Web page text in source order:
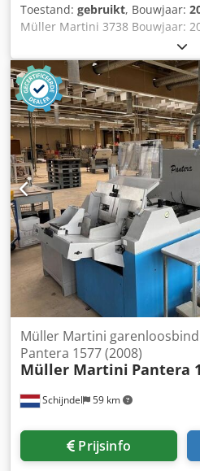
Toestand: gebruikt, Bouwjaar:
Müller Martini 3738 Bouwjaar:
Omschrijving: - Bundelopleggers:
Schijndel 59 km
Müller Martini
Pantera 1577 (2008)
Müller Martini Pantera
Prijsinfo